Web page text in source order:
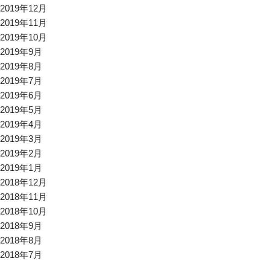
2019年12月
2019年11月
2019年10月
2019年9月
2019年8月
2019年7月
2019年6月
2019年5月
2019年4月
2019年3月
2019年2月
2019年1月
2018年12月
2018年11月
2018年10月
2018年9月
2018年8月
2018年7月